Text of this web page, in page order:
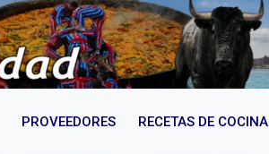
PROVEEDORES RECETAS DE COCINA